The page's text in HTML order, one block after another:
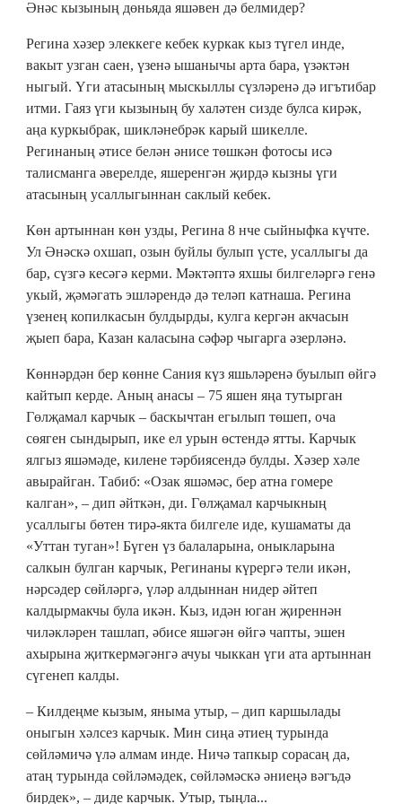
Әнәс кызының дөньяда яшәвен дә белмидер?
Регина хәзер элеккеге кебек куркак кыз түгел инде,
вакыт узган саен, үзенә ышанычы арта бара, үзәктән
ныгый. Үги атасының мыскыллы сүзләренә дә игътибар
итми. Гаяз үги кызының бу халәтен сизде булса кирәк,
аңа куркыбрак, шикләнебрәк карый шикелле.
Регинаның әтисе белән әнисе төшкән фотосы исә
талисманга әверелде, яшеренгән җирдә кызны үги
атасының усаллыгыннан саклый кебек.
Көн артыннан көн узды, Регина 8 нче сыйныфка күчте.
Ул Әнәскә охшап, озын буйлы булып үсте, усаллыгы да
бар, сүзгә кесәгә керми. Мәктәптә яхшы билгеләргә генә
укый, җәмәгать эшләрендә дә теләп катнаша. Регина
үзенең копилкасын булдырды, кулга кергән акчасын
җыеп бара, Казан каласына сәфәр чыгарга әзерләнә.
Көннәрдән бер көнне Сания күз яшьләренә буылып өйгә
кайтып керде. Аның анасы – 75 яшен яңа тутырган
Гөлҗамал карчык – баскычтан егылып төшеп, оча
сөяген сындырып, ике ел урын өстендә ятты. Карчык
ялгыз яшәмәде, килене тәрбиясендә булды. Хәзер хәле
авырайган. Табиб: «Озак яшәмәс, бер атна гомере
калган», – дип әйткән, ди. Гөлҗамал карчыкның
усаллыгы бөтен тирә-якта билгеле иде, кушаматы да
«Уттан туган»! Бүген үз балаларына, оныкларына
салкын булган карчык, Регинаны күрергә тели икән,
нәрсәдер сөйләргә, үләр алдыннан нидер әйтеп
калдырмакчы була икән. Кыз, идән юган җиреннән
чиләкләрен ташлап, әбисе яшәгән өйгә чапты, эшен
ахырына җиткермәгәнгә ачуы чыккан үги ата артыннан
сүгенеп калды.
– Килдеңме кызым, яныма утыр, – дип каршылады
оныгын хәлсез карчык. Мин сиңа әтиең турында
сөйләмичә үлә алмам инде. Ничә тапкыр сорасаң да,
атаң турында сөйләмәдек, сөйләмәскә әниеңә вәгъдә
бирдек», – диде карчык. Утыр, тыңла...